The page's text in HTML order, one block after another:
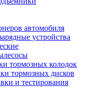
автомобиля
устройства
тормозных колодок
тормозных дисков
и тестирования